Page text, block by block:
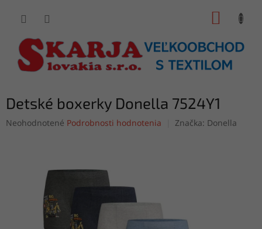
Detské boxerky Donella 7524Y1
Priemerné
hviezdičiek.
Neohodnotené Podrobnosti hodnotenia Značka: Donella